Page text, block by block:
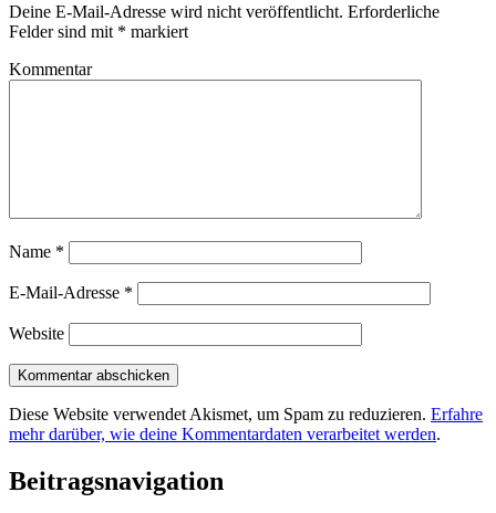
Deine E-Mail-Adresse wird nicht veröffentlicht. Erforderliche
Felder sind mit * markiert
Kommentar
Name *
E-Mail-Adresse *
Website
Diese Website verwendet Akismet, um Spam zu reduzieren. Erfahre
mehr darüber, wie deine Kommentardaten verarbeitet werden.
Beitragsnavigation